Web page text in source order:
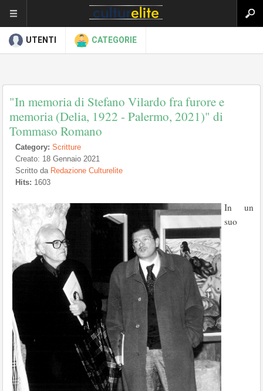
UTENTI CATEGORIE
"In memoria di Stefano Vilardo fra furore e
memoria (Delia, 1922 - Palermo, 2021)" di
Tommaso Romano
Category: Scritture
Creato: 18 Gennaio 2021
Scritto da Redazione Culturelite
Hits: 1603
In un
suo